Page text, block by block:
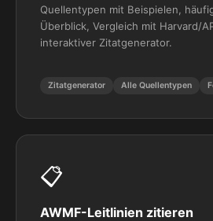
Quellentypen mit Beispielen,
Überblick, Vergleich mit Harvard/
interaktiver Zitatgenerator.
Zitatgenerator Alle Quellentypen
📋
AWMF-Leitlinien zitieren